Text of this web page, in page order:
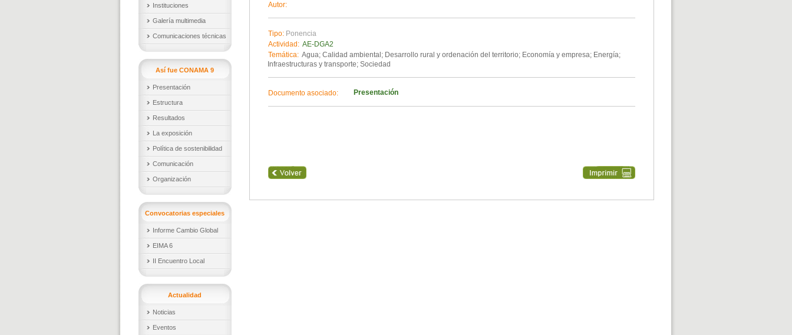
Instituciones
Galería multimedia
Comunicaciones técnicas
Así fue CONAMA 9
Presentación
Estructura
Resultados
La exposición
Política de sostenibilidad
Comunicación
Organización
Convocatorias especiales
Informe Cambio Global
EIMA 6
II Encuentro Local
Actualidad
Noticias
Eventos
Autor:
Tipo: Ponencia
Actividad: AE-DGA2
Temática: Agua; Calidad ambiental; Desarrollo rural y ordenación del territorio; Economía y empresa; Energía;
Infraestructuras y transporte; Sociedad
Documento asociado: Presentación